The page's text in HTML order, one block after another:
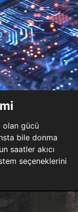
olan gücü
bile donma
saatler akıcı
seçeneklerini